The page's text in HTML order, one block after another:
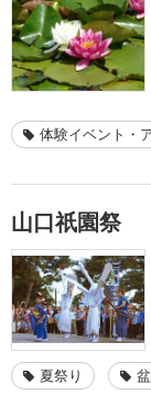
体験イベント・
山口祇園祭
夏祭り